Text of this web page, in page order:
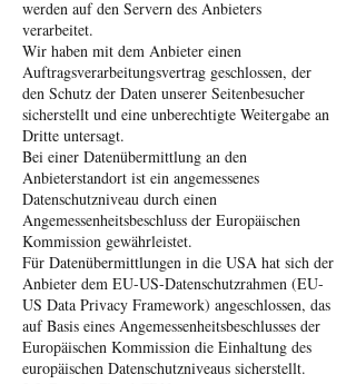
werden auf den Servern des Anbieters
verarbeitet.
Wir haben mit dem Anbieter einen
Auftragsverarbeitungsvertrag geschlossen, der
den Schutz der Daten unserer Seitenbesucher
sicherstellt und eine unberechtigte Weitergabe an
Dritte untersagt.
Bei einer Datenübermittlung an den
Anbieterstandort ist ein angemessenes
Datenschutzniveau durch einen
Angemessenheitsbeschluss der Europäischen
Kommission gewährleistet.
Für Datenübermittlungen in die USA hat sich der
Anbieter dem EU-US-Datenschutzrahmen (EU-
US Data Privacy Framework) angeschlossen, das
auf Basis eines Angemessenheitsbeschlusses der
Europäischen Kommission die Einhaltung des
europäischen Datenschutzniveaus sicherstellt.